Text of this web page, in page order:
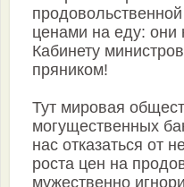
ценами на еду: они
Кабинету
пряником!
Тут мировая
могущественных
нас отказаться от
роста цен на
мужественно